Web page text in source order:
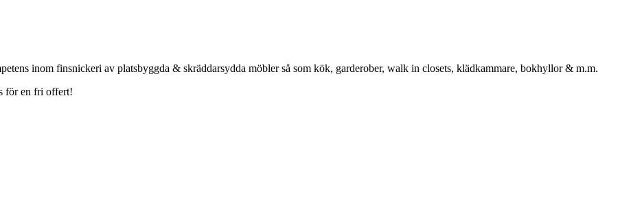
inom finsnickeri av platsbyggda & skräddarsydda möbler så som kök, garderober, walk in closets, klädkammare, bokhyllor & m.m.
för en fri offert!